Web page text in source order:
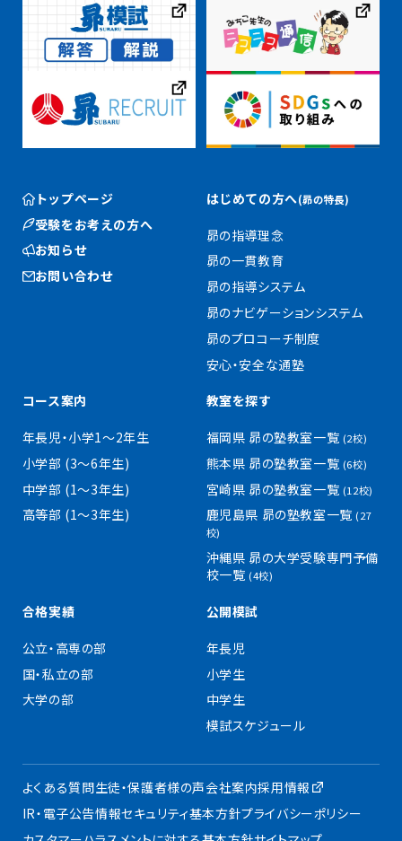
トップページ
受験をお考えの方へ
お知らせ
お問い合わせ
はじめての方へ(昴の特長)
昴の指導理念
昴の一貫教育
昴の指導システム
昴のナビゲーションシステム
昴のプロコーチ制度
安心・安全な通塾
コース案内
年長児・小学1〜2年生
小学部 (3〜6年生)
中学部 (1〜3年生)
高等部 (1〜3年生)
教室を探す
福岡県 昴の塾教室一覧 (2校)
熊本県 昴の塾教室一覧 (6校)
宮崎県 昴の塾教室一覧 (12校)
鹿児島県 昴の塾教室一覧(27
校)
沖縄県 昴の大学受験専門予備
校一覧 (4校)
合格実績
公立・高専の部
国・私立の部
大学の部
公開模試
年長児
小学生
中学生
模試スケジュール
よくある質問生徒・保護者様の声会社案内採用情報
IR・電子公告情報セキュリティ基本方針プライバシーポリシー